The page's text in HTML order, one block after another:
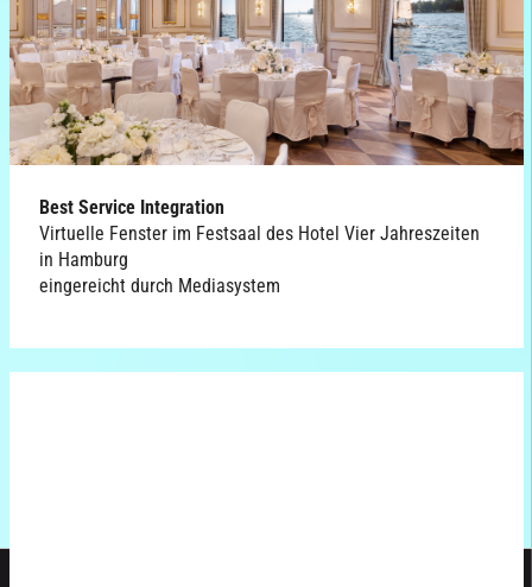
Best Service Integration
Virtuelle Fenster im Festsaal des Hotel Vier Jahreszeiten
in Hamburg
eingereicht durch Mediasystem